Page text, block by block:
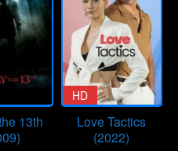
13th
HD
Love Tactics
(2022)